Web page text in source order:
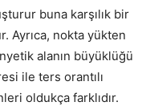
buna karşılık bir
Ayrıca, nokta yükten
alanın büyüklüğü
ile ters orantılı
oldukça farklıdır.